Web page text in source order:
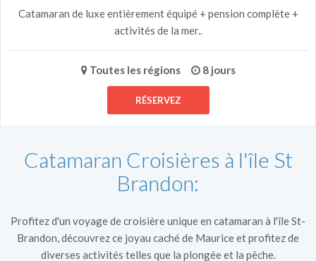
Catamaran de luxe entièrement équipé + pension complète +
activités de la mer..
Toutes les régions 8 jours
RÉSERVEZ
Catamaran Croisières à l'île St
Brandon:
Profitez d'un voyage de croisière unique en catamaran à l'île St-
Brandon, découvrez ce joyau caché de Maurice et profitez de
diverses activités telles que la plongée et la pêche.